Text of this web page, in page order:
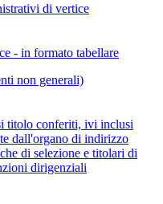
di vertice
- in formato tabellare
non generali)
titolo conferiti, ivi inclusi
dall'organo di indirizzo
di selezione e titolari di
dirigenziali